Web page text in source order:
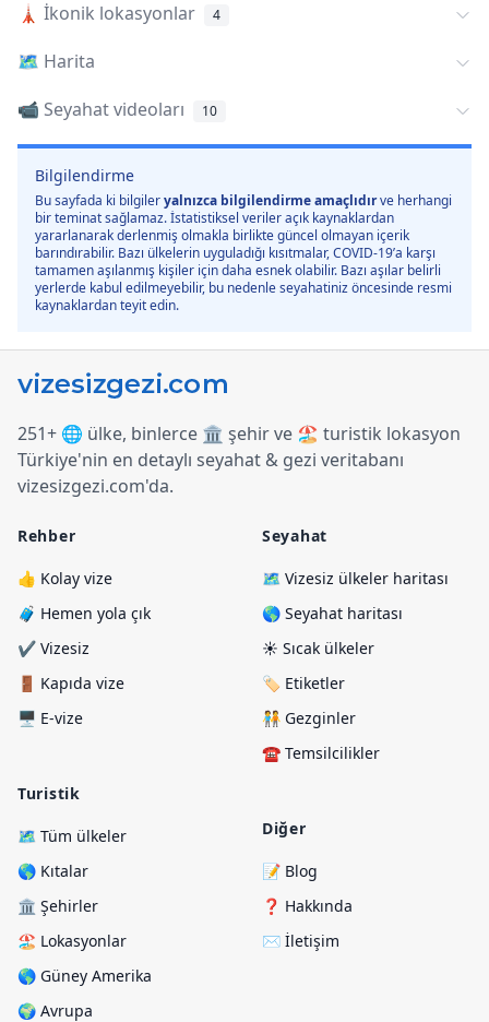
🗼 İkonik lokasyonlar 4
🗺️ Harita
📹 Seyahat videoları
10
Bilgilendirme
Bu sayfada ki bilgileryalnızca bilgilendirme amaçlıdırve herhangi
bir teminat sağlamaz. İstatistiksel veriler açık kaynaklardan
yararlanarak derlenmiş olmakla birlikte güncel olmayan içerik
barındırabilir. Bazı ülkelerin uyguladığı kısıtmalar, COVID-19’a karşı
tamamen aşılanmış kişiler için daha esnek olabilir. Bazı aşılar belirli
yerlerde kabul edilmeyebilir, bu nedenle seyahatiniz öncesinde resmi
kaynaklardan teyit edin.
251+ 🌐 ülke, binlerce 🏛️ şehir ve 🏖️ turistik lokasyon
Türkiye'nin en detaylı seyahat & gezi veritabanı
vizesizgezi.com'da.
Rehber
👍 Kolay vize
🧳 Hemen yola çık
✔️ Vizesiz
🚪 Kapıda vize
🖥️ E-vize
Turistik
🗺️ Tüm ülkeler
🌎 Kıtalar
🏛️ Şehirler
🏖️ Lokasyonlar
🌎 Güney Amerika
🌍 Avrupa
Seyahat
🗺️ Vizesiz ülkeler haritası
🌎 Seyahat haritası
☀️ Sıcak ülkeler
🏷️ Etiketler
🧑‍🤝‍🧑 Gezginler
☎️ Temsilcilikler
Diğer
📝 Blog
❓ Hakkında
✉️ İletişim